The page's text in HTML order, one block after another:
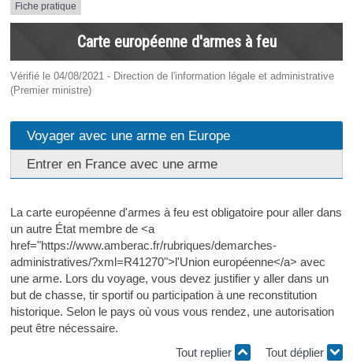
Fiche pratique
Carte européenne d'armes à feu
Vérifié le 04/08/2021 - Direction de l'information légale et administrative
(Premier ministre)
Voyager avec une arme en Europe
Entrer en France avec une arme
La carte européenne d'armes à feu est obligatoire pour aller dans
un autre État membre de <a
href="https://www.amberac.fr/rubriques/demarches-
administratives/?xml=R41270">l'Union européenne</a> avec
une arme. Lors du voyage, vous devez justifier y aller dans un
but de chasse, tir sportif ou participation à une reconstitution
historique. Selon le pays où vous vous rendez, une autorisation
peut être nécessaire.
Tout replier
Tout déplier